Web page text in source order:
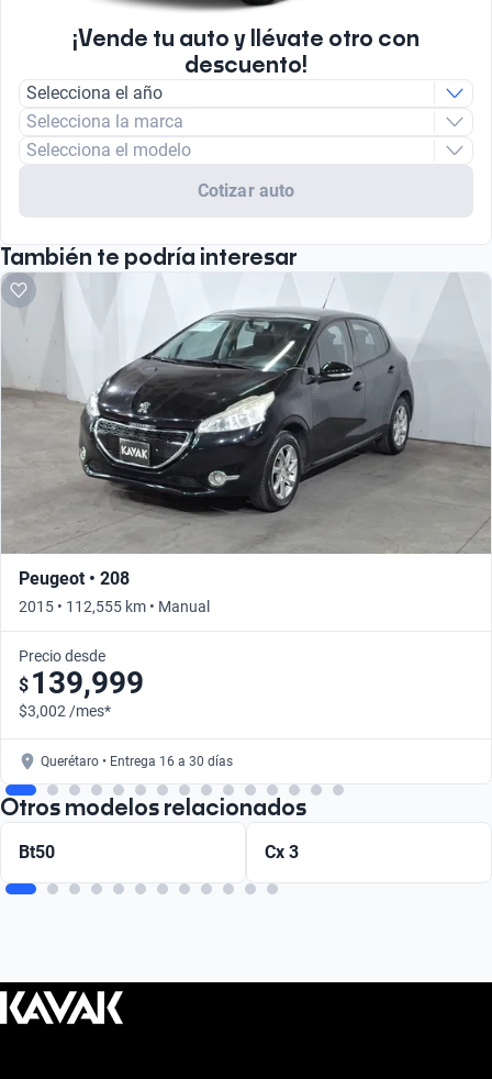
¡Vende tu auto y llévate otro con
descuento!
Selecciona el año
Selecciona la marca
Selecciona el modelo
Cotizar auto
También te podría interesar
Peugeot • 208
2015 • 112,555 km • Manual
Precio desde
$ 139,999
$3,002 /mes*
Querétaro • Entrega 16 a 30 días
Otros modelos relacionados
Bt50 Cx 3